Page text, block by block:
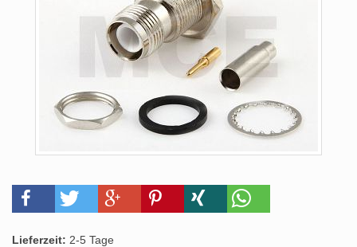
Lieferzeit: 2-5 Tage